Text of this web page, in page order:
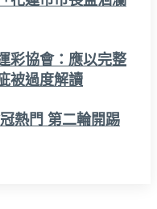
彩協會：應以完整
被過度解讀
熱門 第二輪開踢